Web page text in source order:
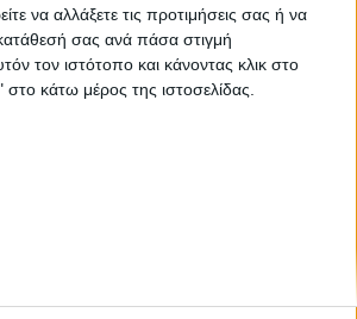
να αλλάξετε τις προτιμήσεις σας ή να
σας ανά πάσα στιγμή
τον ιστότοπο και κάνοντας κλικ στο
κάτω μέρος της ιστοσελίδας.